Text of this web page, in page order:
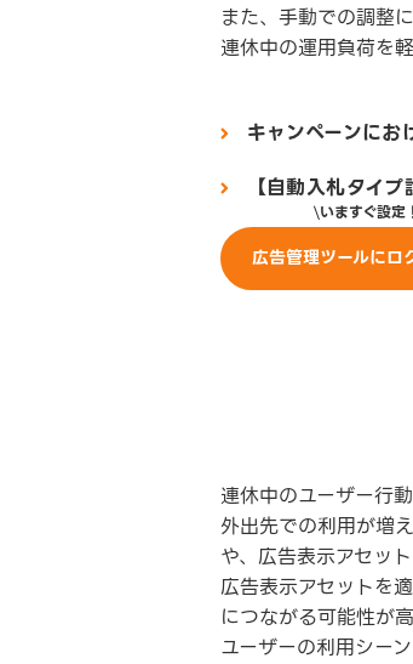
また、手動での調整
連休中の運用負荷を
キャンペーンにお
【自動入札タイ
いますぐ設定！
広告管理ツールにロ
連休中のユーザー行
外出先での利用が増
や、広告表示アセッ
広告表示アセットを
につながる可能性が高
ユーザーの利用シー